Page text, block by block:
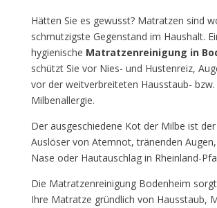
Hätten Sie es gewusst? Matratzen sind
schmutzigste Gegenstand im Haushalt.
hygienische Matratzenreinigung in
schützt Sie vor Nies- und Hustenreiz,
vor der weitverbreiteten Hausstaub- bzw.
Milbenallergie.
Der ausgeschiedene Kot der Milbe ist
Auslöser von Atemnot, tränenden
Nase oder Hautauschlag in Rheinland-
Die Matratzenreinigung Bodenheim
Ihre Matratze gründlich von Hausstaub,